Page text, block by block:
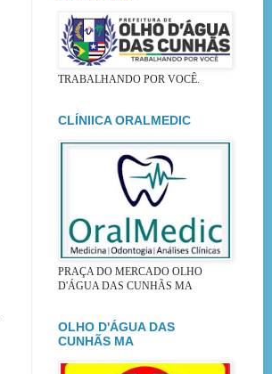
TRABALHANDO POR VOCÊ.
CLÍNIICA ORALMEDIC
PRAÇA DO MERCADO OLHO
D'ÁGUA DAS CUNHÃS MA
OLHO D'ÁGUA DAS
CUNHÃS MA